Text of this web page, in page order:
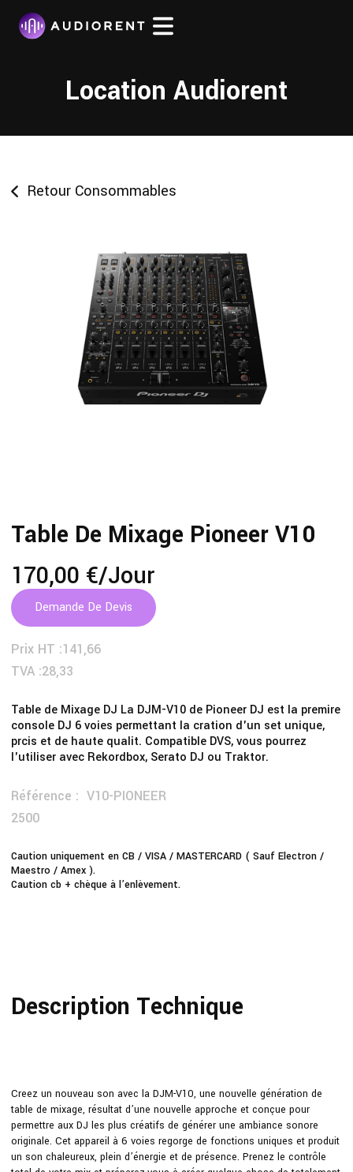
Location Audiorent
Retour Consommables
Table De Mixage Pioneer V10
170,00 €/jour
Demande De Devis
Prix HT :141,66
TVA :28,33
Table de Mixage DJ La DJM-V10 de Pioneer DJ est la premire
console DJ 6 voies permettant la cration d'un set unique,
prcis et de haute qualit. Compatible DVS, vous pourrez
l'utiliser avec Rekordbox, Serato DJ ou Traktor.
Référence : V10-PIONEER
2500
Caution uniquement en CB / VISA / MASTERCARD ( Sauf Electron /
Maestro / Amex ).
Caution cb + chèque à l’enlèvement.
Description Technique
Creez un nouveau son avec la DJM-V10, une nouvelle génération de
table de mixage, résultat d’une nouvelle approche et conçue pour
permettre aux DJ les plus créatifs de générer une ambiance sonore
originale. Cet appareil à 6 voies regorge de fonctions uniques et produit
un son chaleureux, plein d’énergie et de présence. Prenez le contrôle